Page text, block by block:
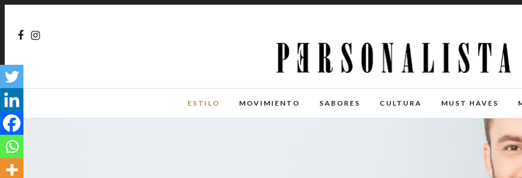
ESTILO MOVIMIENTO SABORES CULTURA MUST HAVES